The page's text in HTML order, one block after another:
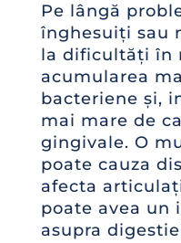
Pe lângă
înghesuiți sau
la dificultăți în
acumularea
bacteriene și,
mai mare de
gingivale. O
poate cauza
afecta
poate avea un
asupra